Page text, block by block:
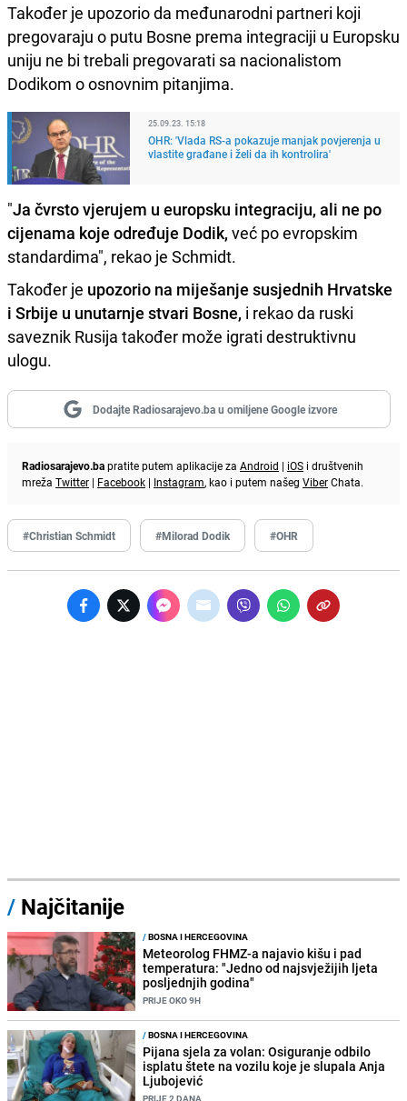
Također je upozorio da međunarodni partneri koji
pregovaraju o putu Bosne prema integraciji u Europsku
uniju ne bi trebali pregovarati sa nacionalistom
Dodikom o osnovnim pitanjima.
25.09.23. 15:18
OHR: 'Vlada RS-a pokazuje manjak povjerenja u
vlastite građane i želi da ih kontrolira'
"Ja čvrsto vjerujem u europsku integraciju, ali ne po
cijenama koje određuje Dodik, već po evropskim
standardima", rekao je Schmidt.
Također je upozorio na miješanje susjednih Hrvatske
i Srbije u unutarnje stvari Bosne, i rekao da ruski
saveznik Rusija također može igrati destruktivnu
ulogu.
Dodajte Radiosarajevo.ba u omiljene Google izvore
Radiosarajevo.bapratite putem aplikacije za Android | iOS i društvenih
mreža Twitter | Facebook | Instagram, kao i putem našeg ViberChata.
#Christian Schmidt #Milorad Dodik #OHR
/ Najčitanije
/BOSNA I HERCEGOVINA
Meteorolog FHMZ-a najavio kišu i pad
temperatura: "Jedno od najsvježijih ljeta
posljednjih godina"
PRIJE OKO 9H
/BOSNA I HERCEGOVINA
Pijana sjela za volan: Osiguranje odbilo
isplatu štete na vozilu koje je slupala Anja
Ljubojević
PRIJE 2 DANA